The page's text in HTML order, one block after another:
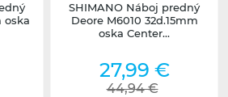
oska
SHIMANO Náboj predný
Deore M6010 32d.15mm
oska Center...
27,99 €
44,94 €